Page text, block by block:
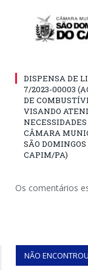
DISPENSA DE
7/2023-00003
DE
VISANDO
CÂMARA
SÃO DOMINGOS
CAPIM/PA)
Os comentários
NÃO